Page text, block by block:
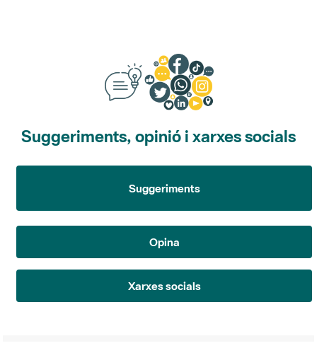
Suggeriments, opinió i xarxes socials
Suggeriments
Opina
Xarxes socials